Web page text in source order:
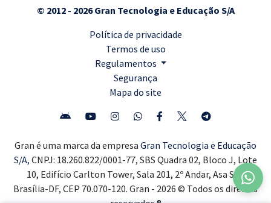
© 2012 - 2026 Gran Tecnologia e Educação S/A
Política de privacidade
Termos de uso
Regulamentos
Segurança
Mapa do site
Gran é uma marca da empresa Gran Tecnologia e Educação
S/A, CNPJ: 18.260.822/0001-77, SBS Quadra 02, Bloco J, Lote
10, Edifício Carlton Tower, Sala 201, 2º Andar, Asa Sul,
Brasília-DF, CEP 70.070-120. Gran - 2026 © Todos os direitos